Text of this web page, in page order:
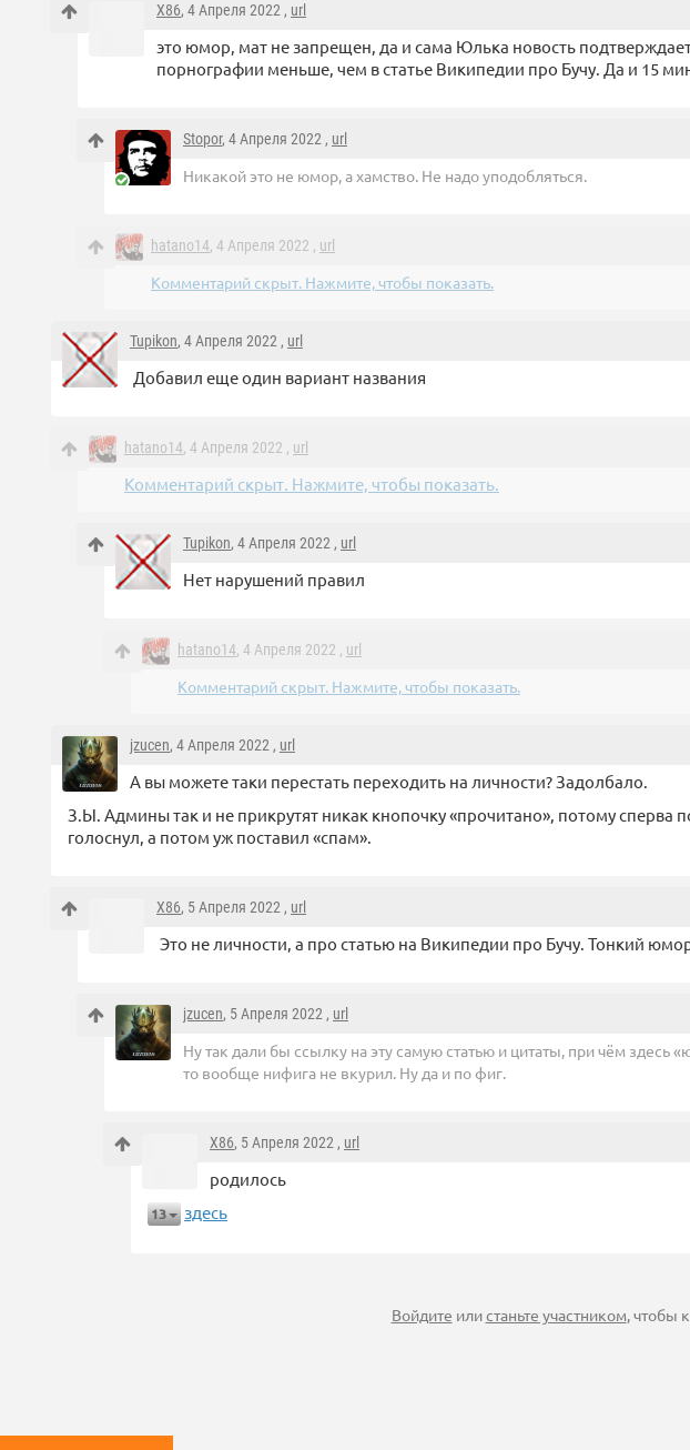
X86, 4 Апреля 2022 , url
это юмор, мат не запрещен, да и сама Юлька новость
порнографии меньше, чем в статье Википедии про Бучу. Да и 15
Stopor, 4 Апреля 2022 , url
Никакой это не юмор, а хамство. Не надо уподобляться.
hatano14, 4 Апреля 2022 , url
Комментарий скрыт. Нажмите, чтобы показать.
Tupikon, 4 Апреля 2022 , url
Добавил еще один вариант названия
hatano14, 4 Апреля 2022 , url
Комментарий скрыт. Нажмите, чтобы показать.
Tupikon, 4 Апреля 2022 , url
Нет нарушений правил
hatano14, 4 Апреля 2022 , url
Комментарий скрыт. Нажмите, чтобы показать.
jzucen, 4 Апреля 2022 , url
А вы можете таки перестать переходить на личности? Задолбало.
З.Ы. Админы так и не прикрутят никак кнопочку «прочитано», потому сперва
голоснул, а потом уж поставил «спам».
X86, 5 Апреля 2022 , url
Это не личности, а про статью на Википедии про Бучу. Тонкий
jzucen, 5 Апреля 2022 , url
Ну так дали бы ссылку на эту самую статью и цитаты, при чём здесь
то вообще нифига не вкурил. Ну да и по фиг.
X86, 5 Апреля 2022 , url
родилось
13 здесь
Войдите илистаньте участником, чтобы